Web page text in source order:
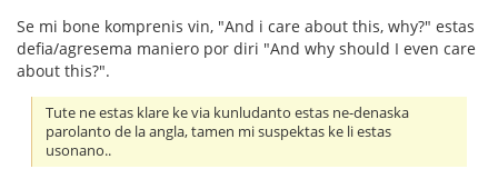
Se mi bone komprenis vin, "And i care about this, why?" estas
defia/agresema maniero por diri "And why should I even care
about this?".
Tute ne estas klare ke via kunludanto estas ne-denaska
parolanto de la angla, tamen mi suspektas ke li estas
usonano..